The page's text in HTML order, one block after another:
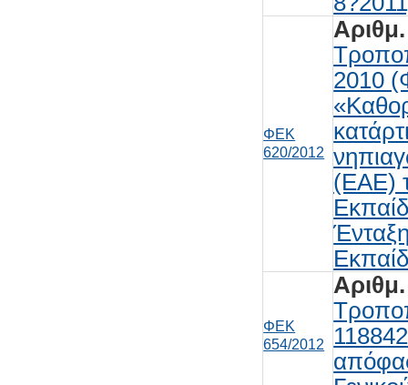
ΦΕΚ
620/2012
2010
(ΕΑΕ)
ΦΕΚ
654/2012